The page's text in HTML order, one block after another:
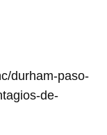
durham-paso-
de-